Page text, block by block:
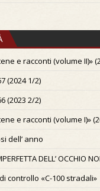
e racconti (volume II)»
(2024 1/2)
(2023 2/2)
e racconti (volume I)»
dell’ anno
DELL’ OCCHIO
controllo «C-100 stradali»